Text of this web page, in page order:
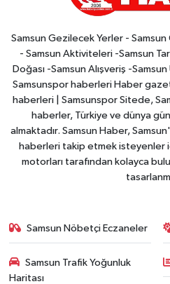
Samsun Gezilecek Yerler -
- Samsun Aktiviteleri -Samsun
Doğası -Samsun Alışveriş -
Samsunspor haberleri Haber
haberleri | Samsunspor Sitede,
haberler, Türkiye ve dünya
almaktadır. Samsun Haber,
haberleri takip etmek isteyenler
motorları tarafından kolayca
Samsun Nöbetçi Eczaneler
Samsun Trafik Yoğunluk
Haritası